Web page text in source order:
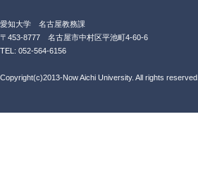
愛知大学 名古屋教務課
〒453-8777 名古屋市中村区平池町4-60-6
TEL: 052-564-6156
Copyright(c)2013-Now Aichi University. All rights reserved.